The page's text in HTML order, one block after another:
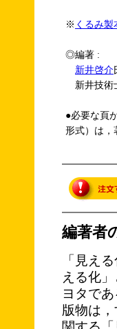
※ くるみ製
◎編著 :
新井啓介
新井技術
●必要な頁
形式）は，
編著者
「見え
える化
ヨタで
版物は